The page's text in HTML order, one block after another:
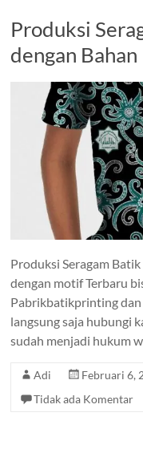
Produksi
dengan
Produksi Seragam
dengan motif Terbaru
Pabrikbatikprinting
langsung saja hubungi
sudah menjadi hukum
Adi Februari 6,
Tidak ada Komentar